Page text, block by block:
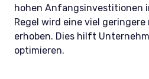
hohen Anfangsinvestitionen
Regel wird eine viel
erhoben. Dies hilft
optimieren.